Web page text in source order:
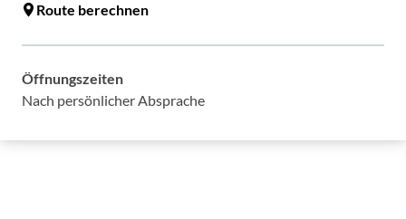
Route berechnen
Öffnungszeiten
Nach persönlicher Absprache